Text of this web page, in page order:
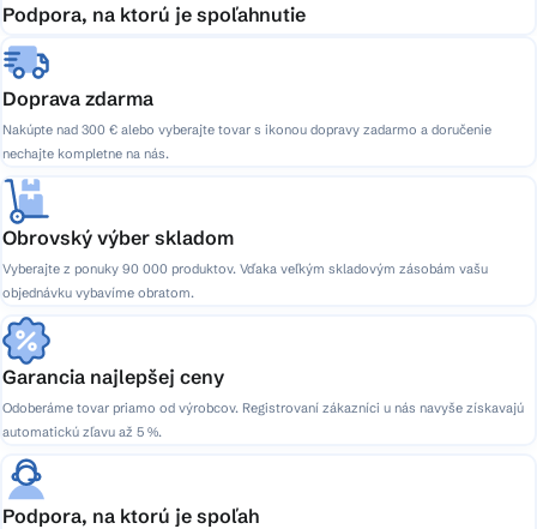
Podpora, na ktorú je spoľahnutie
Doprava zdarma
Nakúpte nad 300 € alebo vyberajte tovar s ikonou dopravy zadarmo a doručenie
nechajte kompletne na nás.
Obrovský výber skladom
Vyberajte z ponuky 90 000 produktov. Vďaka veľkým skladovým zásobám vašu
objednávku vybavíme obratom.
Garancia najlepšej ceny
Odoberáme tovar priamo od výrobcov. Registrovaní zákazníci u nás navyše získavajú
automatickú zľavu až 5 %.
Podpora, na ktorú je spoľah